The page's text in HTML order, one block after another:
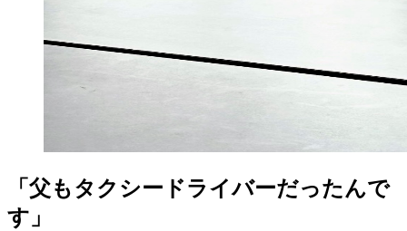
「父もタクシードライバーだったんで
す」